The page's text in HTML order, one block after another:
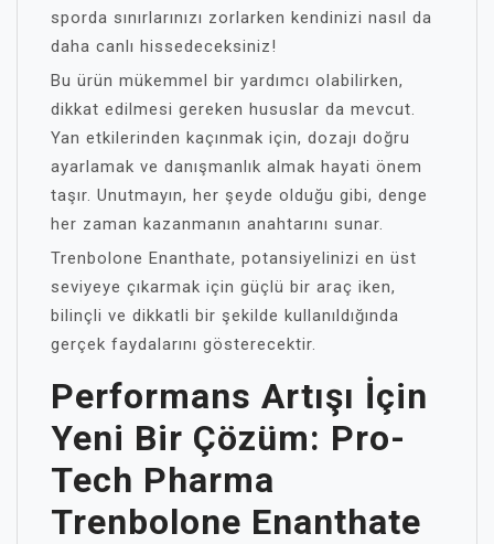
sporda sınırlarınızı zorlarken kendinizi nasıl da
daha canlı hissedeceksiniz!
Bu ürün mükemmel bir yardımcı olabilirken,
dikkat edilmesi gereken hususlar da mevcut.
Yan etkilerinden kaçınmak için, dozajı doğru
ayarlamak ve danışmanlık almak hayati önem
taşır. Unutmayın, her şeyde olduğu gibi, denge
her zaman kazanmanın anahtarını sunar.
Trenbolone Enanthate, potansiyelinizi en üst
seviyeye çıkarmak için güçlü bir araç iken,
bilinçli ve dikkatli bir şekilde kullanıldığında
gerçek faydalarını gösterecektir.
Performans Artışı İçin
Yeni Bir Çözüm: Pro-
Tech Pharma
Trenbolone Enanthate